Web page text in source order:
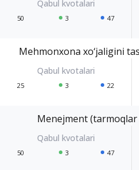
50 3 47
Mehmonxona xo‘jaligini
25 3 22
Menejment (tarmoqlar
50 3 47